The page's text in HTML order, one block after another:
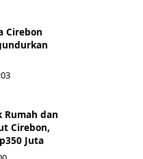
Cirebon
Rumah dan
Cirebon,
Juta